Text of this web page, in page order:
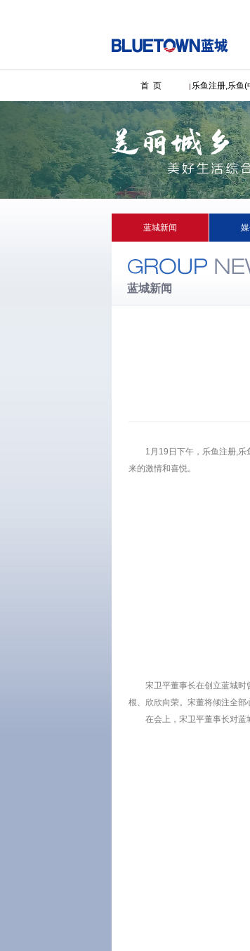
首 页 乐鱼注册,乐鱼(
蓝城新闻
蓝城新闻
1月19日下午，乐鱼注册,
来的激情和喜悦。
宋卫平董事长在创立蓝城时
根、欣欣向荣。宋董将倾注全部
在会上，宋卫平董事长对蓝